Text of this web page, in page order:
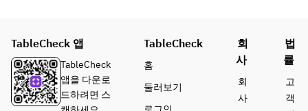
TableCheck 앱
TableCheck
앱을 다운로
드하려면 스
TableCheck
홈
둘러보기
회
사
회
사
법
률
고
객